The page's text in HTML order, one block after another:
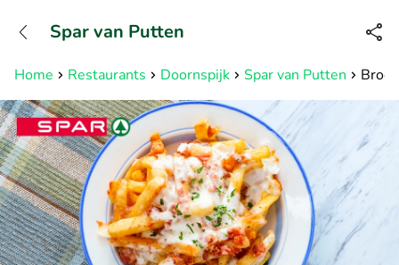
Disponible jusqu'à 23:00 heures
Home Restaurants Doornspijk Spar van Putten
Spar van Putten